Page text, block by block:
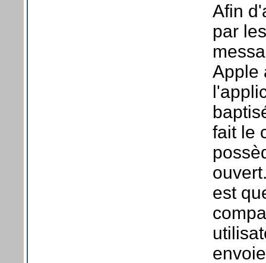
Afin
par
Apple
fait le
est